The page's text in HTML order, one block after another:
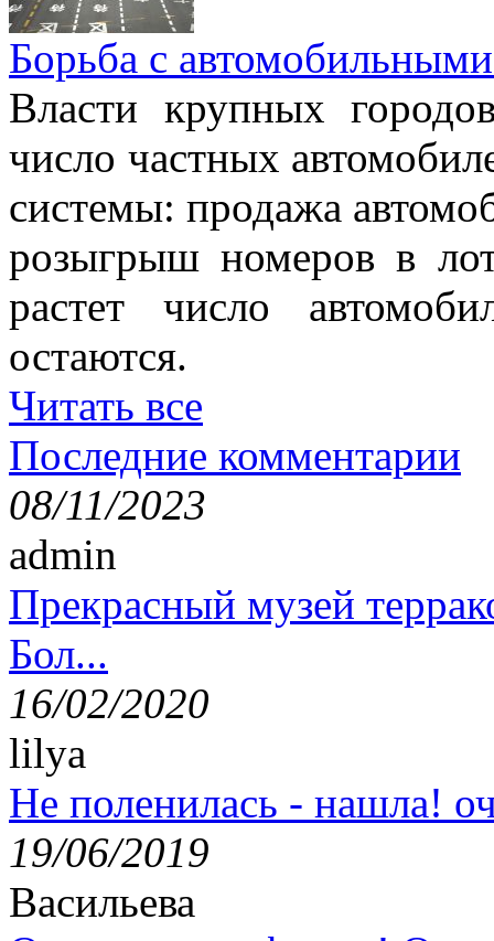
Борьба с
Власти крупных
число частных
системы: продажа
розыгрыш номеров в
растет число
остаются.
Читать все
Последние комментарии
08/11/2023
admin
Прекрасный музей
Бол...
16/02/2020
lilya
Не поленилась - нашла!
19/06/2019
Васильева